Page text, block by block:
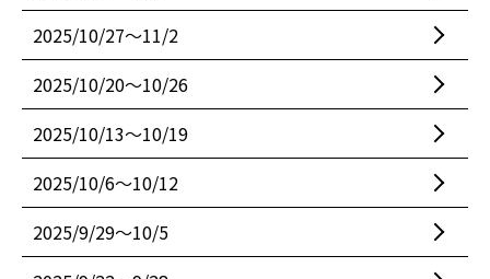
2025/10/27〜11/2
2025/10/20〜10/26
2025/10/13〜10/19
2025/10/6〜10/12
2025/9/29〜10/5